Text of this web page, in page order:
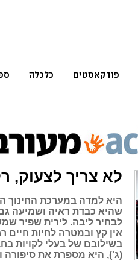
לא צריך לצעוק,
היא למדה במערכת החינוך
שהיא כבדת ראיה ושמיעה
אין קץ ובמטרה לחיות חיים
בשילובם של בעלי לקויות
(ג'), היא מספרת את סיפורה